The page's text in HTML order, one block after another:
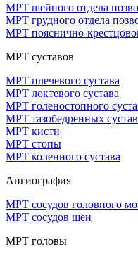
МРТ шейного отдела
МРТ грудного отдела
МРТ пояснично-
МРТ суставов
МРТ плечевого сустава
МРТ локтевого сустава
МРТ голеностопного
МРТ тазобедренных
МРТ кисти
МРТ стопы
МРТ коленного сустава
Ангиография
МРТ сосудов головного
МРТ сосудов шеи
МРТ головы